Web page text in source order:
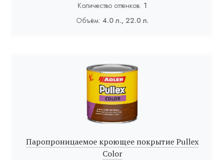
Количество оттенков: 1
Объём: 4.0 л., 22.0 л.
Паропроницаемое кроющее покрытие Pullex
Color